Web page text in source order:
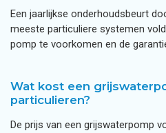
Een jaarlijkse onderhoudsbeurt
meeste particuliere systemen
pomp te voorkomen en de
Wat kost een
particulieren?
De prijs van een grijswaterpomp